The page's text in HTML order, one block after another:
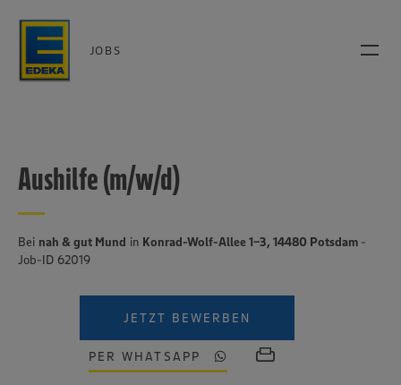
JOBS
Aushilfe (m/w/d)
Bei nah & gut Mund in Konrad-Wolf-Allee 1-3, 14480 Potsdam -
Job-ID 62019
JETZT BEWERBEN
PER WHATSAPP